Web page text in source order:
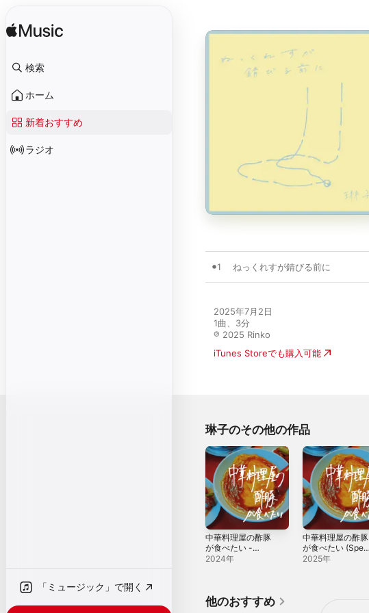
検索
ホーム
新着おすすめ
ラジオ
「ミュージック」で開く
1 ねっくれすが錆びる前に
2025年7月2日
1曲、3分
℗ 2025 Rinko
iTunes Storeでも購入可能
琳子のその他の作品
中華料理屋の酢豚
が食べたい -
Single
2024年
中華料理屋の酢豚
が食べたい (Sped
Up Ver.) - Single
2025年
他のおすすめ